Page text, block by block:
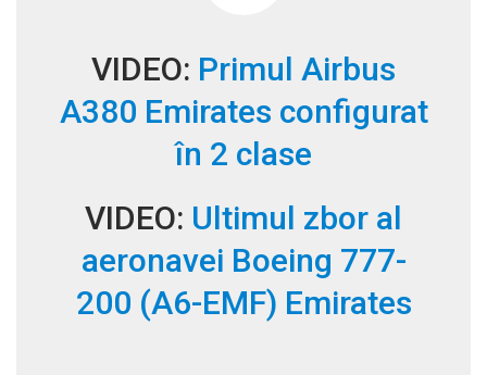
VIDEO: Primul Airbus
A380 Emirates configurat
în 2 clase
VIDEO: Ultimul zbor al
aeronavei Boeing 777-
200 (A6-EMF) Emirates